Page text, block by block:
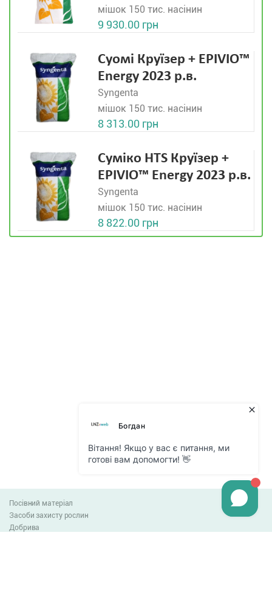
мішок 150 тис. насінин
9 930.00 грн
Суомі Круїзер + EPIVIO™
Energy 2023 р.в.
Syngenta
мішок 150 тис. насінин
8 313.00 грн
Суміко HTS Круїзер +
EPIVIO™ Energy 2023 р.в.
Syngenta
мішок 150 тис. насінин
8 822.00 грн
Посівний матеріал
Засоби захисту рослин
Добрива